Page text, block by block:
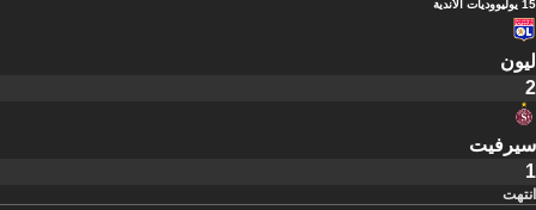
15 يوليو وديات الأندية
ليون
2
سيرفيت
1
انتهت